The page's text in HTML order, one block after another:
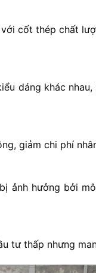
cốt thép chất
dáng khác
giảm chi phí
ảnh hưởng bởi
tư thấp nhưng